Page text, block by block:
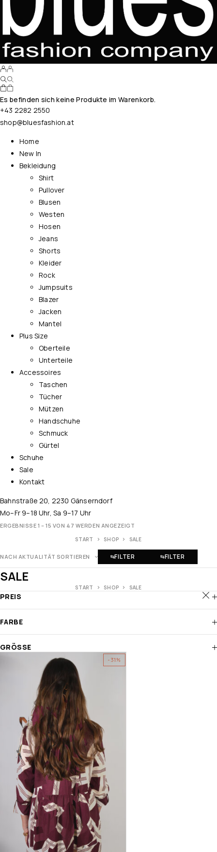
Es befinden sich keine Produkte im Warenkorb.
+43 2282 2550
shop@bluesfashion.at
Home
New In
Bekleidung
Shirt
Pullover
Blusen
Westen
Hosen
Jeans
Shorts
Kleider
Rock
Jumpsuits
Blazer
Jacken
Mantel
Plus Size
Oberteile
Unterteile
Accessoires
Taschen
Tücher
Mützen
Handschuhe
Schmuck
Gürtel
Schuhe
Sale
Kontakt
Bahnstraße 20, 2230 Gänserndorf
Mo–Fr 9–18 Uhr, Sa 9–17 Uhr
ERGEBNISSE 1 – 15 VON 47 WERDEN ANGEZEIGT
START SHOP SALE
NACH AKTUALITÄT SORTIEREN FILTER FILTER
SALE
START SHOP SALE
PREIS
FARBE
GRÖSSE
-31%